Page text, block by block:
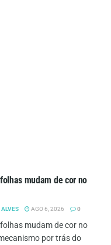
mudam de cor no
ALVES AGO 6, 2026 0
mudam de cor no
por trás do